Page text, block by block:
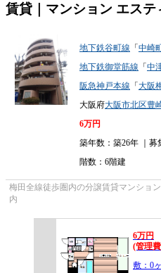
賃貸｜マンション エステ
地下鉄谷町線 「 中崎
地下鉄御堂筋線 「 中
阪急神戸本線 「 大阪
大阪府大阪市北区豊
6万円
築年数：築26年 ｜募
階数：6階建
梅田全線徒歩圏内の分譲賃貸マンシ
内
6万円
(管理
敷：0